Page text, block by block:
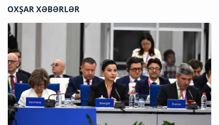
OXŞAR XƏBƏRLƏR